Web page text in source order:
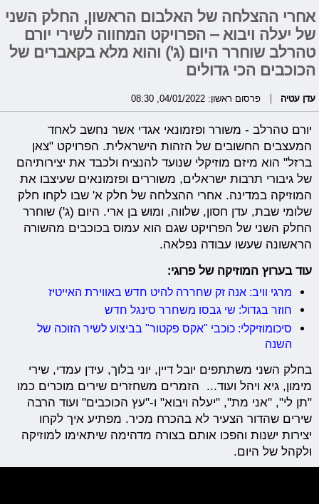
אחרי ההצלחה של האלבום הראשון, החלק השני
של יעלה ויבוא – הפרויקט המחווה לשירי יורם
טהרלב שוחרר היום (ג') והוא מלא בקאברים של
הכוכבים הכי גדולים
עדן עטיה פרסום ראשון: 04/01/2022, 08:30
יורם טהרלב - משורר ופזמונאי אגדי אשר נחשב לאחד
המעצבים החשובים של הזהות הישראלית. הפרויקט "צאן
ברזל" הוא מיזם מוזיקלי שנועד להנציח ולכבד את יצירותיהם
של גיבורי תרבות ישראלים, משוררים ופזמונאים שעיצבו את
המוזיקה במדינה. אחרי ההצלחה של חלק א' שבו לקחו חלק
שלומי שבת, עדן חסון, שלווה, ומוש בן ארי. היום (ג') שוחרר
החלק השני של הפרויקט שגם הוא עמוס בכוכבים מהשורה
הראשונה שעשו עבודה נפלאה.
עוד בערוץ המוזיקה של פרוגי:
מרגי וויב: אנה זק שחררה להיט חדש באווירת האייטיז
חוזר בגדול: שי גבסו משחרר סינגל חדש
סיכומוזיקלי: כוכבי "אקס פקטור" בביצוע לשיר הזוכה של
השנה
בחלק השני משתתפים יובל דיין, יוני בלוך, עידן עמדי, שירי
מימון, גיא ויהל ועוד... הזמרים משחזרים שירים מוכרים כמו
"תן לי", "אני מת", "יעלה ויבוא" ו-"עץ הכוכבים" ועוד הרבה
שירים שהדור הצעיר לא בהכרח מכיר. מפתיע איך לקחו
יצירות ישנות והפכו אותם בצורה מדהימה שיתאימו למוזיקה
ולקהל של היום.